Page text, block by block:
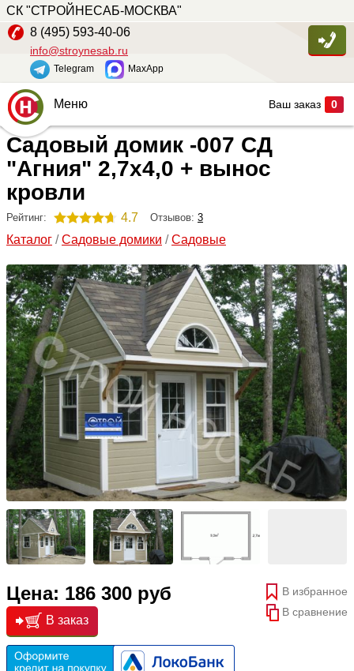
СК "СТРОЙНЕСАБ-МОСКВА"
8 (495) 593-40-06
info@stroynesab.ru
Telegram MaxApp
Ваш заказ 0
Главная
Каталог
Услуги
Наши работы
О компании
Контакты
Меню
Садовый домик -007 СД
"Агния" 2,7х4,0 + вынос
кровли
Рейтинг: 4.7 Отзывов: 3
Каталог /Садовые домики /Садовые
Цена: 186 300 руб
В избранное
В сравнение
В заказ